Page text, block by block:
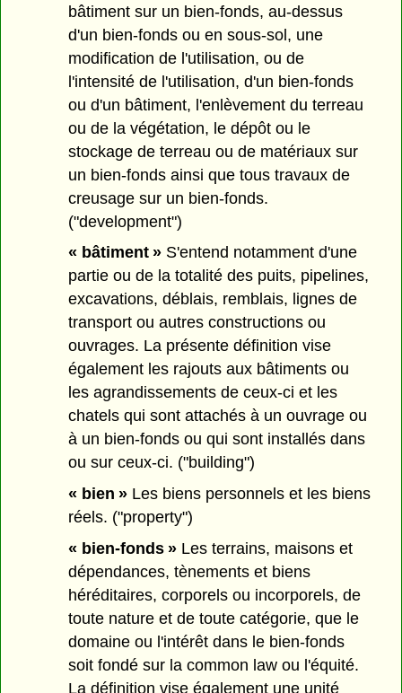
bâtiment sur un bien-fonds, au-dessus
d'un bien-fonds ou en sous-sol, une
modification de l'utilisation, ou de
l'intensité de l'utilisation, d'un bien-fonds
ou d'un bâtiment, l'enlèvement du terreau
ou de la végétation, le dépôt ou le
stockage de terreau ou de matériaux sur
un bien-fonds ainsi que tous travaux de
creusage sur un bien-fonds.
("development")
« bâtiment » S'entend notamment d'une
partie ou de la totalité des puits, pipelines,
excavations, déblais, remblais, lignes de
transport ou autres constructions ou
ouvrages. La présente définition vise
également les rajouts aux bâtiments ou
les agrandissements de ceux-ci et les
chatels qui sont attachés à un ouvrage ou
à un bien-fonds ou qui sont installés dans
ou sur ceux-ci. ("building")
« bien » Les biens personnels et les biens
réels. ("property")
« bien-fonds » Les terrains, maisons et
dépendances, tènements et biens
héréditaires, corporels ou incorporels, de
toute nature et de toute catégorie, que le
domaine ou l'intérêt dans le bien-fonds
soit fondé sur la common law ou l'équité.
La définition vise également une unité